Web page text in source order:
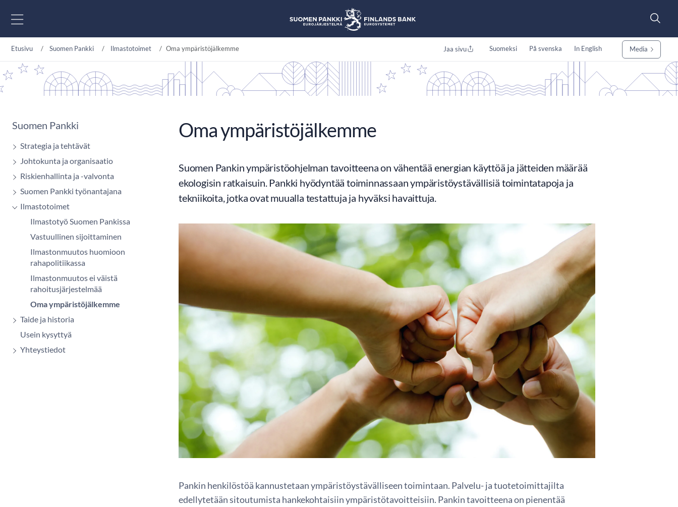
Etusivu Suomen Pankki Ilmastotoimet Oma ympäristöjälkemme Jaa sivu Suomeksi På svenska In English Media
Suomen Pankki
Strategia ja tehtävät
Johtokunta ja organisaatio
Riskienhallinta ja -valvonta
Suomen Pankki työnantajana
Ilmastotoimet
Ilmastotyö Suomen Pankissa
Vastuullinen sijoittaminen
Ilmastonmuutos huomioon
rahapolitiikassa
Ilmastonmuutos ei väistä
rahoitusjärjestelmää
Oma ympäristöjälkemme
Taide ja historia
Usein kysyttyä
Yhteystiedot
Oma ympäristöjälkemme
Suomen Pankin ympäristöohjelman tavoitteena on vähentää energian käyttöä ja jätteiden määrää
ekologisin ratkaisuin. Pankki hyödyntää toiminnassaan ympäristöystävällisiä toimintatapoja ja
tekniikoita, jotka ovat muualla testattuja ja hyväksi havaittuja.
Pankin henkilöstöä kannustetaan ympäristöystävälliseen toimintaan. Palvelu- ja tuotetoimittajilta
edellytetään sitoutumista hankekohtaisiin ympäristötavoitteisiin. Pankin tavoitteena on pienentää